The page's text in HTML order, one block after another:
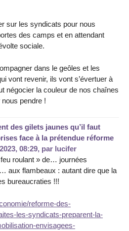
sur les syndicats pour nous
des camps et en attendant
sociale.
dans le geôles et les
vont revenir, ils vont s’évertuer à
négocier la couleur de nos chaînes
pendre !
des gilets jaunes qu’il faut
face à la prétendue réforme
08:29, par lucifer
roulant » de… journées
aux flambeaux : autant dire que la
bureaucraties !!!
reforme-des-
les-syndicats-preparent-la-
envisagees-